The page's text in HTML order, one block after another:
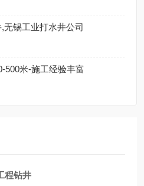
无锡工业打水井公司
500米-施工经验丰富
程钻井